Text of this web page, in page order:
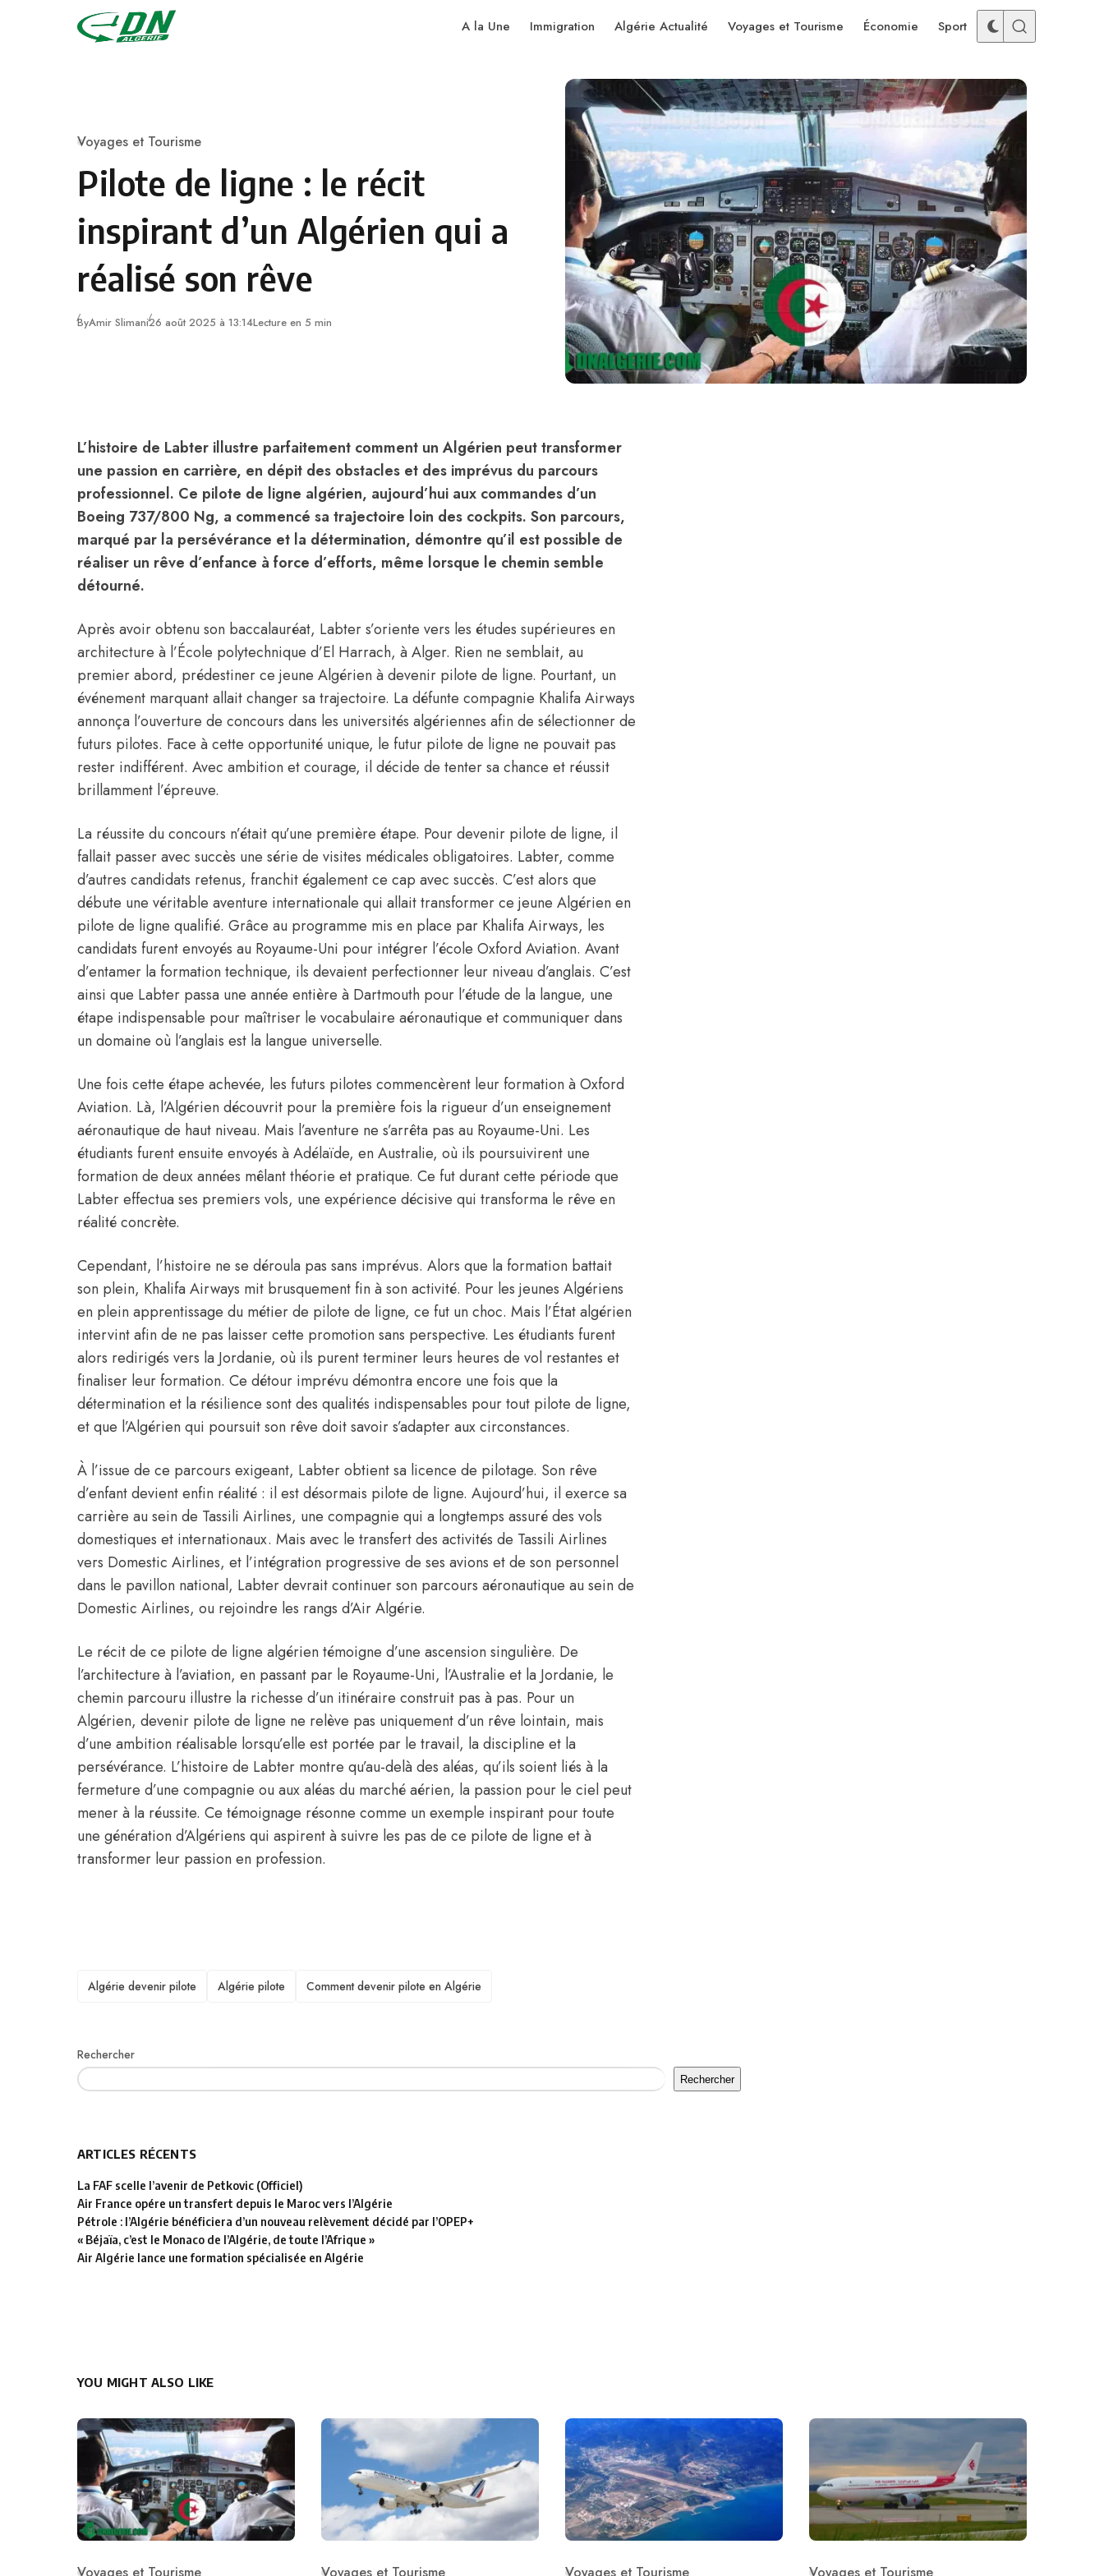
Skip to content
A la Une Immigration Algérie Actualité Voyages et Tourisme Économie Sport
Category
Voyages et Tourisme
Pilote de ligne : le récit
inspirant d’un Algérien qui a
réalisé son rêve
ByAmir Slimani26 août 2025 à 13:14Lecture en 5 min
L’histoire de Labter illustre parfaitement comment un Algérien peut transformer
une passion en carrière, en dépit des obstacles et des imprévus du parcours
professionnel. Ce pilote de ligne algérien, aujourd’hui aux commandes d’un
Boeing 737/800 Ng, a commencé sa trajectoire loin des cockpits. Son parcours,
marqué par la persévérance et la détermination, démontre qu’il est possible de
réaliser un rêve d’enfance à force d’efforts, même lorsque le chemin semble
détourné.
Après avoir obtenu son baccalauréat, Labter s’oriente vers les études supérieures en
architecture à l’École polytechnique d’El Harrach, à Alger. Rien ne semblait, au
premier abord, prédestiner ce jeune Algérien à devenir pilote de ligne. Pourtant, un
événement marquant allait changer sa trajectoire. La défunte compagnie Khalifa Airways
annonça l’ouverture de concours dans les universités algériennes afin de sélectionner de
futurs pilotes. Face à cette opportunité unique, le futur pilote de ligne ne pouvait pas
rester indifférent. Avec ambition et courage, il décide de tenter sa chance et réussit
brillamment l’épreuve.
La réussite du concours n’était qu’une première étape. Pour devenir pilote de ligne, il
fallait passer avec succès une série de visites médicales obligatoires. Labter, comme
d’autres candidats retenus, franchit également ce cap avec succès. C’est alors que
débute une véritable aventure internationale qui allait transformer ce jeune Algérien en
pilote de ligne qualifié. Grâce au programme mis en place par Khalifa Airways, les
candidats furent envoyés au Royaume-Uni pour intégrer l’école Oxford Aviation. Avant
d’entamer la formation technique, ils devaient perfectionner leur niveau d’anglais. C’est
ainsi que Labter passa une année entière à Dartmouth pour l’étude de la langue, une
étape indispensable pour maîtriser le vocabulaire aéronautique et communiquer dans
un domaine où l’anglais est la langue universelle.
Une fois cette étape achevée, les futurs pilotes commencèrent leur formation à Oxford
Aviation. Là, l’Algérien découvrit pour la première fois la rigueur d’un enseignement
aéronautique de haut niveau. Mais l’aventure ne s’arrêta pas au Royaume-Uni. Les
étudiants furent ensuite envoyés à Adélaïde, en Australie, où ils poursuivirent une
formation de deux années mêlant théorie et pratique. Ce fut durant cette période que
Labter effectua ses premiers vols, une expérience décisive qui transforma le rêve en
réalité concrète.
Cependant, l’histoire ne se déroula pas sans imprévus. Alors que la formation battait
son plein, Khalifa Airways mit brusquement fin à son activité. Pour les jeunes Algériens
en plein apprentissage du métier de pilote de ligne, ce fut un choc. Mais l’État algérien
intervint afin de ne pas laisser cette promotion sans perspective. Les étudiants furent
alors redirigés vers la Jordanie, où ils purent terminer leurs heures de vol restantes et
finaliser leur formation. Ce détour imprévu démontra encore une fois que la
détermination et la résilience sont des qualités indispensables pour tout pilote de ligne,
et que l’Algérien qui poursuit son rêve doit savoir s’adapter aux circonstances.
À l’issue de ce parcours exigeant, Labter obtient sa licence de pilotage. Son rêve
d’enfant devient enfin réalité : il est désormais pilote de ligne. Aujourd’hui, il exerce sa
carrière au sein de Tassili Airlines, une compagnie qui a longtemps assuré des vols
domestiques et internationaux. Mais avec le transfert des activités de Tassili Airlines
vers Domestic Airlines, et l’intégration progressive de ses avions et de son personnel
dans le pavillon national, Labter devrait continuer son parcours aéronautique au sein de
Domestic Airlines, ou rejoindre les rangs d’Air Algérie.
Le récit de ce pilote de ligne algérien témoigne d’une ascension singulière. De
l’architecture à l’aviation, en passant par le Royaume-Uni, l’Australie et la Jordanie, le
chemin parcouru illustre la richesse d’un itinéraire construit pas à pas. Pour un
Algérien, devenir pilote de ligne ne relève pas uniquement d’un rêve lointain, mais
d’une ambition réalisable lorsqu’elle est portée par le travail, la discipline et la
persévérance. L’histoire de Labter montre qu’au-delà des aléas, qu’ils soient liés à la
fermeture d’une compagnie ou aux aléas du marché aérien, la passion pour le ciel peut
mener à la réussite. Ce témoignage résonne comme un exemple inspirant pour toute
une génération d’Algériens qui aspirent à suivre les pas de ce pilote de ligne et à
transformer leur passion en profession.
TAGS
Algérie devenir pilote Algérie pilote Comment devenir pilote en Algérie
Rechercher
Rechercher
ARTICLES RÉCENTS
La FAF scelle l’avenir de Petkovic (Officiel)
Air France opére un transfert depuis le Maroc vers l’Algérie
Pétrole : l’Algérie bénéficiera d’un nouveau relèvement décidé par l’OPEP+
« Béjaïa, c’est le Monaco de l’Algérie, de toute l’Afrique »
Air Algérie lance une formation spécialisée en Algérie
YOU MIGHT ALSO LIKE